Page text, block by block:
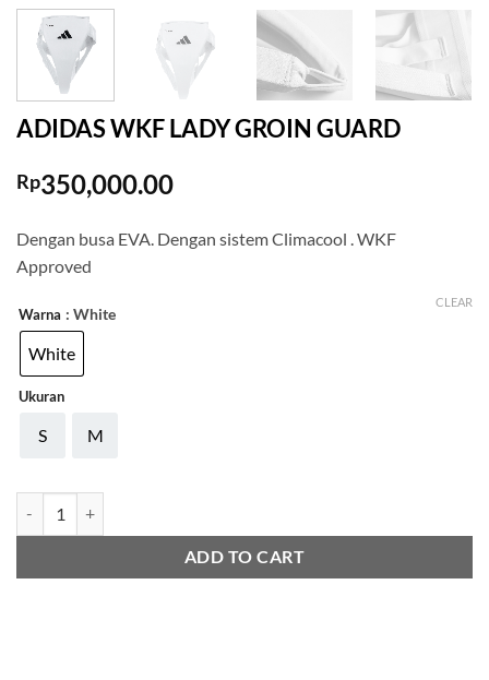
ADIDAS WKF LADY GROIN GUARD
Rp350,000.00
Dengan busa EVA. Dengan sistem Climacool . WKF
Approved
Warna : White
White
Ukuran
S M
CLEAR
ADD TO CART